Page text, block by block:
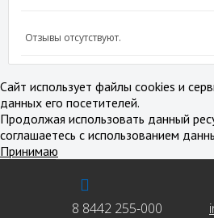
Отзывы отсутствуют.
8 8442 255-000
Сайт использует файлы cookies и
данных его посетителей.
Продолжая использовать данный
соглашаетесь с использованием
Принимаю